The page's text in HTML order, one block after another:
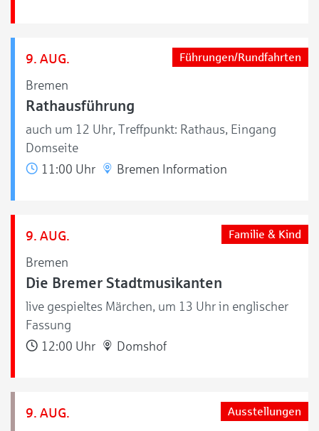
9. AUG.
Bremen
Führungen/Rundfahrten
Rathausführung
auch um 12 Uhr, Treffpunkt: Rathaus, Eingang
Domseite
11:00 Uhr
Bremen Information
9. AUG.
Bremen
Familie & Kind
Die Bremer Stadtmusikanten
live gespieltes Märchen, um 13 Uhr in englischer
Fassung
12:00 Uhr
Domshof
9. AUG. Ausstellungen